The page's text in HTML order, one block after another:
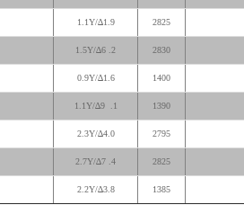
2825
1.9∆/1.1Y
2830
2.
6∆/1.5Y
1400
1.6∆/0.9Y
1390
1.
9∆/1.1Y
2795
4.0∆/2.3Y
2825
4.
7∆/2.7Y
1385
3.8∆/2.2Y